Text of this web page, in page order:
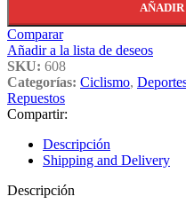
Comparar
Añadir a la lista de deseos
SKU: 608
Categorías: Ciclismo,
Repuestos
Compartir:
Descripción
Shipping and Delivery
Descripción